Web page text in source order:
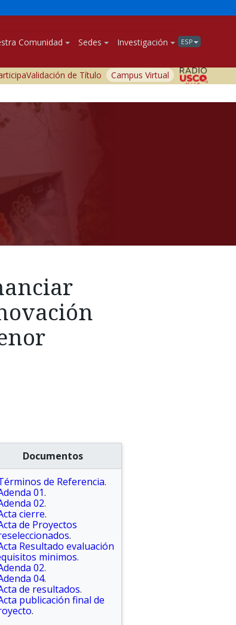
Comunidad Sedes Investigación ESP
Validación de Título Campus Virtual
Documentos
de Referencia.
01.
02.
cierre.
de Proyectos
.
Resultado evaluación
minimos.
02.
04.
de resultados.
publicación final de
.